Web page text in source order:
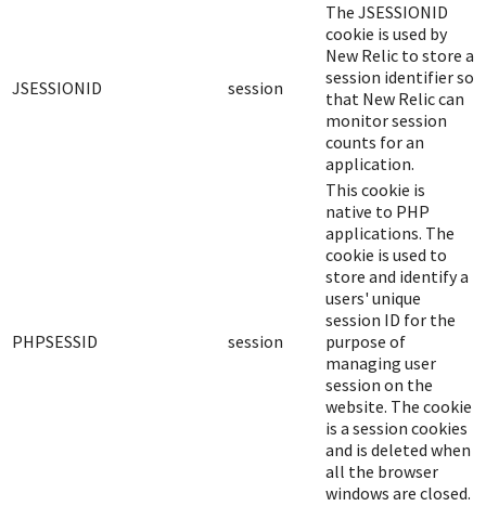
JSESSIONID session
The JSESSIONID
cookie is used by
New Relic to store a
session identifier so
that New Relic can
monitor session
counts for an
application.
PHPSESSID session
This cookie is
native to PHP
applications. The
cookie is used to
store and identify a
users' unique
session ID for the
purpose of
managing user
session on the
website. The cookie
is a session cookies
and is deleted when
all the browser
windows are closed.